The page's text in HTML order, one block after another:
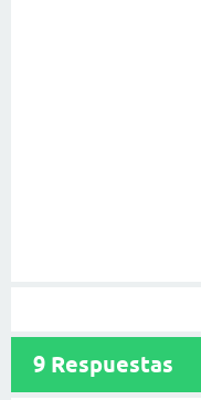
9 Respuestas